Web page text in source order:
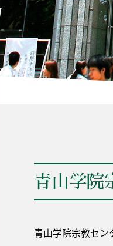
青山学院
青山学院宗教セ